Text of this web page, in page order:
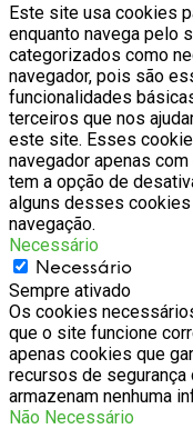
Este site usa cookies
enquanto navega pelo
categorizados como
navegador, pois são
funcionalidades
terceiros que nos
este site. Esses
navegador apenas
tem a opção de
alguns desses
navegação.
Necessário
Necessário
Sempre ativado
Os cookies
que o site funcione
apenas cookies que
recursos de
armazenam nenhuma
Não Necessário